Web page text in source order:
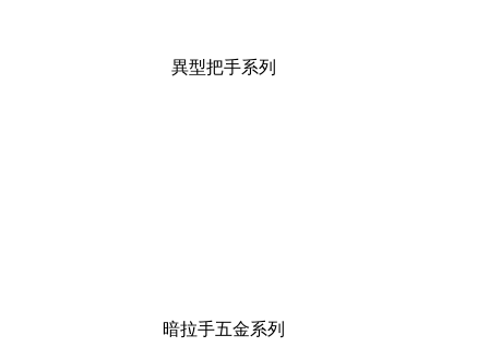
暗拉手五金系列